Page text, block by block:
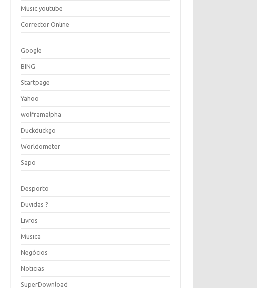
Music.youtube
Corrector Online
Google
BING
Startpage
Yahoo
wolframalpha
Duckduckgo
Worldometer
Sapo
Desporto
Duvidas ?
Livros
Musica
Negócios
Noticias
SuperDownload